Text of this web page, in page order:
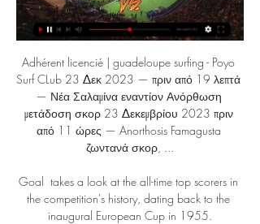
Adhérent licencié | guadeloupe surfing - Poyo
Surf CLub 23 Δεκ 2023 — πριν από 19 λεπτά
— Νέα Σαλαμίνα εναντίον Ανόρθωση
μετάδοση σκορ 23 Δεκεμβρίου 2023 πριν
από 11 ώρες — Anorthosis Famagusta
ζωντανά σκορ, ...
Goal  takes a look at the all-time top scorers in
the competition's history, dating back to the
inaugural European Cup in 1955.